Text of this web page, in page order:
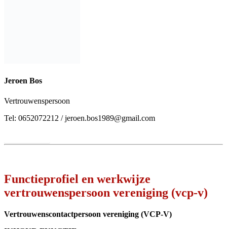
omtrent gedrag) en herhaalt dit minimaal iedere 3 jaar;
de VCP-V heeft het vertrouwen van en is een gelijkwaardige
de VCP-V zorgt er samen met het bestuur voor dat de rol,
de VCP-V is bereikbaar en zichtbaar voor alle leden;
Onpartijdig
De functie van VCP-V kan niet worden gecombineerd met een
trainer-coach, óf met een positie buiten de vereniging met invloed of